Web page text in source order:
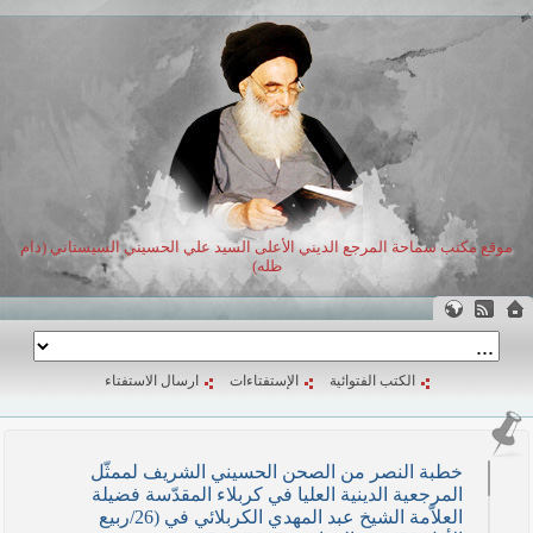
موقع مكتب سماحة المرجع الديني الأعلى السيد علي الحسيني السيستاني (دام
ظله)
الكتب الفتوائية الإستفتاءات ارسال الاستفتاء
خطبة النصر من الصحن الحسيني الشريف لممثّل
المرجعية الدينية العليا في كربلاء المقدّسة فضيلة
العلاّمة الشيخ عبد المهدي الكربلائي في (26/ربيع